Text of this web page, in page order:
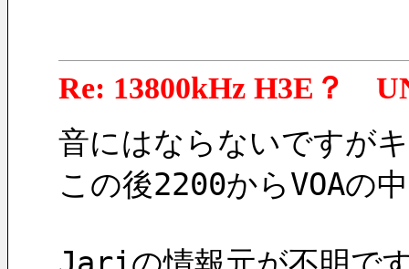
Re: 13800kHz H3E？
音にはならないですが
この後2200からVOAの